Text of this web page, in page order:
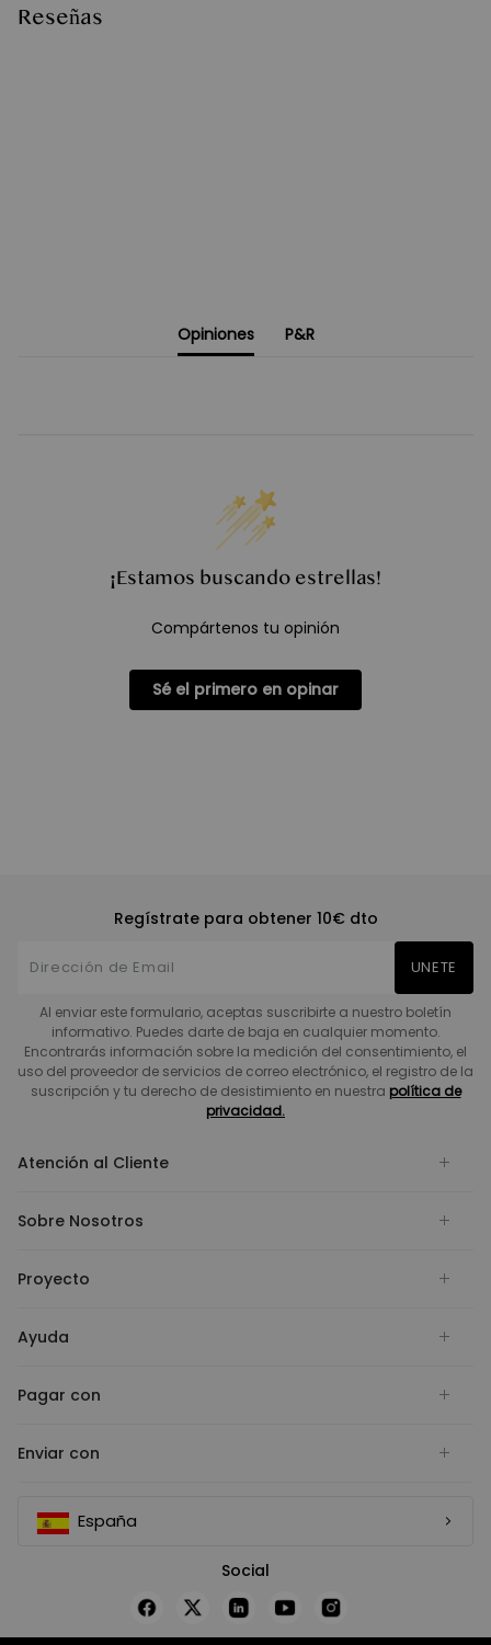
Reseñas
Opiniones P&R
¡Estamos buscando estrellas!
Compártenos tu opinión
Sé el primero en opinar
Regístrate para obtener 10€ dto
UNETE
Al enviar este formulario, aceptas suscribirte a nuestro boletín
informativo. Puedes darte de baja en cualquier momento.
Encontrarás información sobre la medición del consentimiento, el
uso del proveedor de servicios de correo electrónico, el registro de la
suscripción y tu derecho de desistimiento en nuestra política de
privacidad.
Atención al Cliente
Sobre Nosotros
Proyecto
Ayuda
Pagar con
Enviar con
España
Social